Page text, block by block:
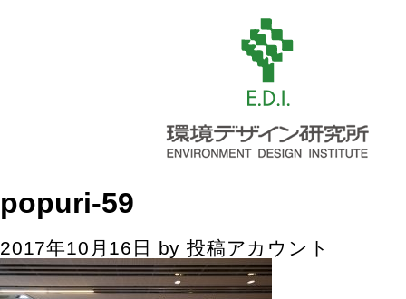
popuri-59
2017年10月16日 by投稿アカウント